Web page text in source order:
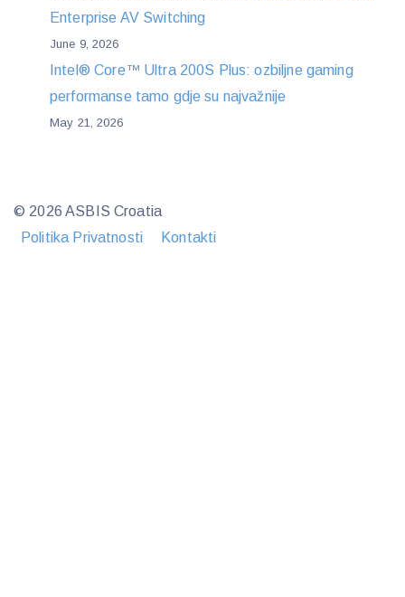
Enterprise AV Switching
June 9, 2026
Intel® Core™ Ultra 200S Plus: ozbiljne gaming
performanse tamo gdje su najvažnije
May 21, 2026
© 2026 ASBIS Croatia
Politika Privatnosti
Kontakti